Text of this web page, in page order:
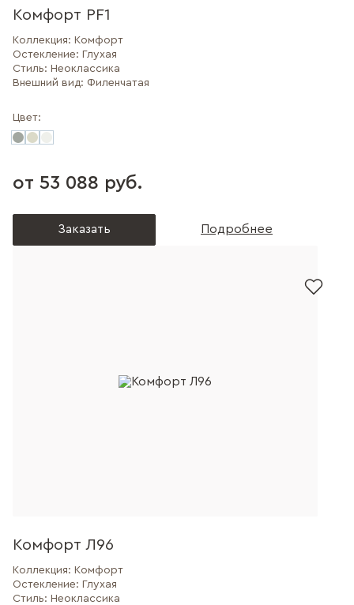
Комфорт PF1
Коллекция: Комфорт
Остекление: Глухая
Стиль: Неоклассика
Внешний вид: Филенчатая
Цвет:
от 53 088 руб.
Заказать Подробнее
Комфорт Л96
Коллекция: Комфорт
Остекление: Глухая
Стиль: Неоклассика